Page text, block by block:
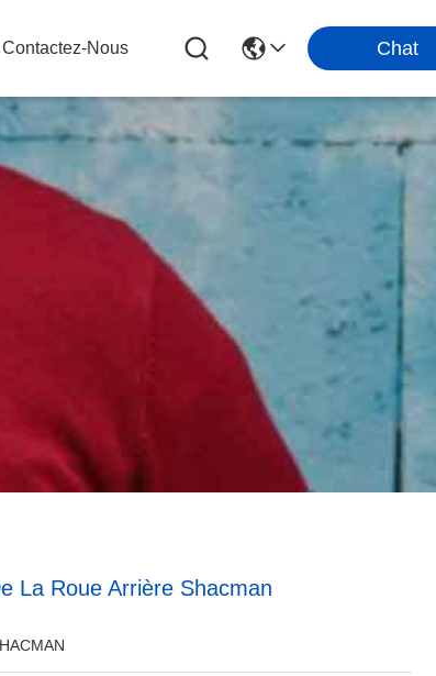
Contactez-Nous Chat
La Roue Arrière Shacman